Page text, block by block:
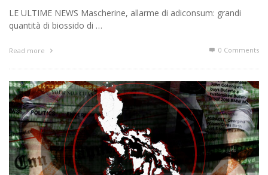
LE ULTIME NEWS Mascherine, allarme di adiconsum: grandi
quantità di biossido di …
Read more 0 Comments